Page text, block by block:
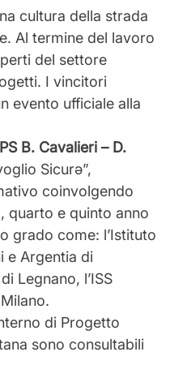
cultura della strada
Al termine del lavoro
del settore
I vincitori
evento ufficiale alla
B. Cavalieri – D.
Sicurǝ”,
coinvolgendo
quarto e quinto anno
grado come: l’Istituto
e Argentia di
Legnano, l’ISS
di Progetto
sono consultabili